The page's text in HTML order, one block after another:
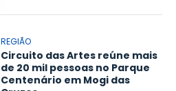
REGIÃO
Circuito das Artes reúne mais
de 20 mil pessoas no Parque
Centenário em Mogi das